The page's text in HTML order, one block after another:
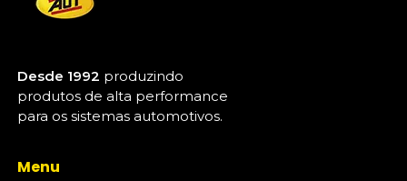
Desde 1992 produzindo
produtos de alta performance
para os sistemas automotivos.
Menu